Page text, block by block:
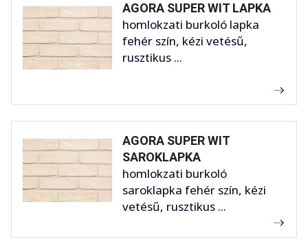
AGORA SUPER WIT LAPKA
homlokzati burkoló lapka
fehér szín, kézi vetésű,
rusztikus ...
AGORA SUPER WIT
SAROKLAPKA
homlokzati burkoló
saroklapka fehér szín, kézi
vetésű, rusztikus ...